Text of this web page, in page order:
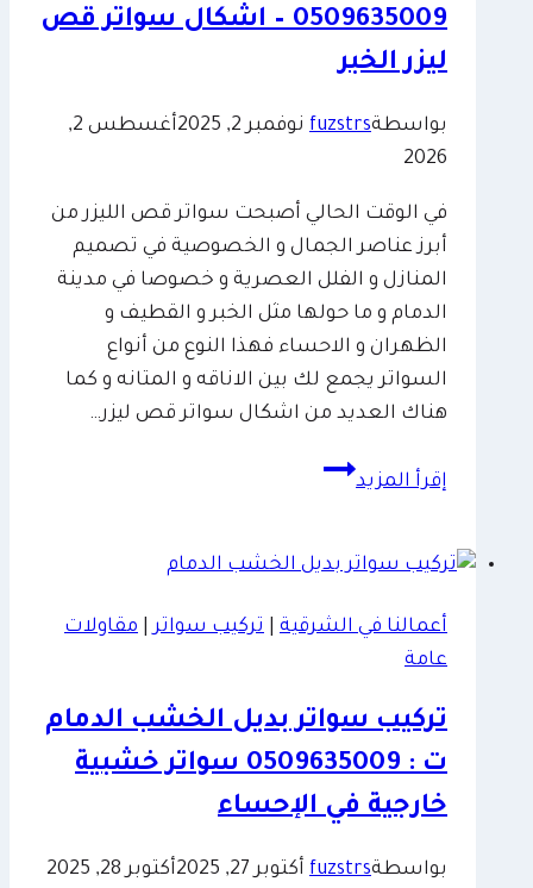
0509635009 – اشكال سواتر قص
ليزر الخبر
بواسطةfuzstrs نوفمبر 2, 2025
أغسطس 2,
2026
في الوقت الحالي أصبحت سواتر قص الليزر من
أبرز عناصر الجمال و الخصوصية في تصميم
المنازل و الفلل العصرية و خصوصا في مدينة
الدمام و ما حولها مثل الخبر و القطيف و
الظهران و الاحساء فهذا النوع من أنواع
السواتر يجمع لك بين الاناقه و المتانه و كما
هناك العديد من اشكال سواتر قص ليزر…
إقرأ المزيد
تركيب
ليزر
ت:
اشكال
سواتر
قص
الخبر
أعمالنا في الشرقية تركيب سواتر| مقاولات
عامة
تركيب سواتر بديل الخشب الدمام
ت : 0509635009 سواتر خشبية
خارجية في الإحساء
بواسطةfuzstrs أكتوبر 27, 2025 أكتوبر 28, 2025